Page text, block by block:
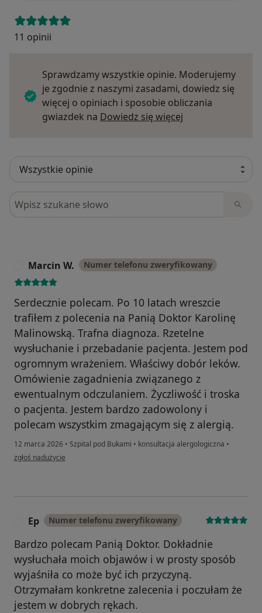
11 opinii
Sprawdzamy wszystkie opinie. Moderujemy
je zgodnie z naszymi zasadami, dowiedz się
więcej o opiniach i sposobie obliczania
gwiazdek na Dowiedz się więcej
Szukaj w opiniach
Marcin W. Numer telefonu zweryfikowany
Serdecznie polecam. Po 10 latach wreszcie
trafiłem z polecenia na Panią Doktor Karolinę
Malinowską. Trafna diagnoza. Rzetelne
wysłuchanie i przebadanie pacjenta. Jestem pod
ogromnym wrażeniem. Właściwy dobór leków.
Omówienie zagadnienia związanego z
ewentualnym odczulaniem. Życzliwość i troska
o pacjenta. Jestem bardzo zadowolony i
polecam wszystkim zmagającym się z alergią.
12 marca 2026 • Szpital pod Bukami • konsultacja alergologiczna •
w opinii użytkownika Marcin W.
zgłoś nadużycie
Ep Numer telefonu zweryfikowany
Bardzo polecam Panią Doktor. Dokładnie
wysłuchała moich objawów i w prosty sposób
wyjaśniła co może być ich przyczyną.
Otrzymałam konkretne zalecenia i poczułam że
jestem w dobrych rękach.